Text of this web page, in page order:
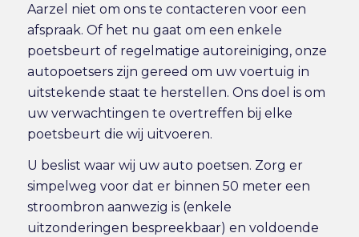
Aarzel niet om ons te contacteren voor een
afspraak. Of het nu gaat om een enkele
poetsbeurt of regelmatige autoreiniging, onze
autopoetsers zijn gereed om uw voertuig in
uitstekende staat te herstellen. Ons doel is om
uw verwachtingen te overtreffen bij elke
poetsbeurt die wij uitvoeren.
U beslist waar wij uw auto poetsen. Zorg er
simpelweg voor dat er binnen 50 meter een
stroombron aanwezig is (enkele
uitzonderingen bespreekbaar) en voldoende